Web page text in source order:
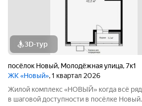
3D-тур
посёлок Новый, Молодёжная улица,7к1
ЖК «Новый», 1 квартал 2026
Жилой комплекс «НОВЫЙ» когда всё рядом! Инфраструктура
в шаговой доступности в посёлке